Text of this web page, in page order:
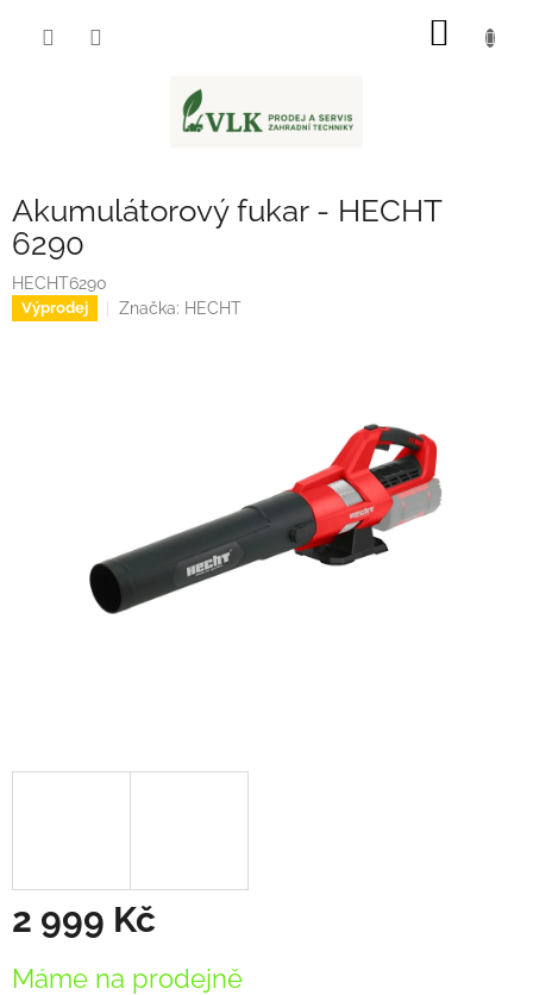
Akumulátorový fukar - HECHT
6290
HECHT6290
Výprodej Značka: HECHT
2 999 Kč
cena:
Máme na prodejně